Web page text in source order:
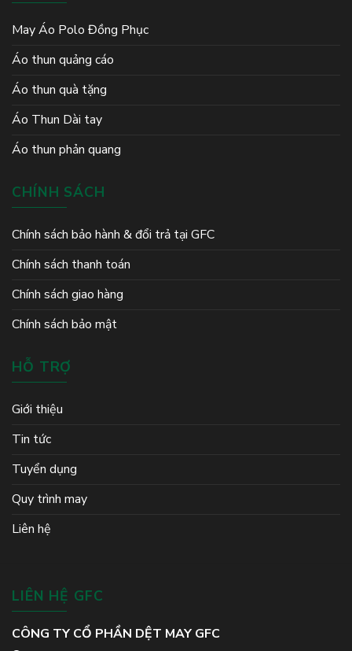
May Áo Polo Đồng Phục
Áo thun quảng cáo
Áo thun quà tặng
Áo Thun Dài tay
Áo thun phản quang
CHÍNH SÁCH
Chính sách bảo hành & đổi trả tại GFC
Chính sách thanh toán
Chính sách giao hàng
Chính sách bảo mật
HỖ TRỢ
Giới thiệu
Tin tức
Tuyển dụng
Quy trình may
Liên hệ
LIÊN HỆ GFC
CÔNG TY CỔ PHẦN DỆT MAY GFC